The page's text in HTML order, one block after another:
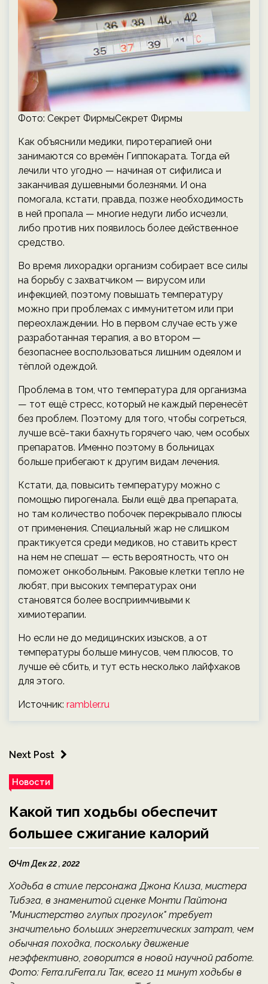
Фото: Секрет ФирмыСекрет Фирмы
Как объяснили медики, пиротерапией они
занимаются со времён Гиппокарата. Тогда ей
лечили что угодно — начиная от сифилиса и
заканчивая душевными болезнями. И она
помогала, кстати, правда, позже необходимость
в ней пропала — многие недуги либо исчезли,
либо против них появилось более действенное
средство.
Во время лихорадки организм собирает все силы
на борьбу с захватчиком — вирусом или
инфекцией, поэтому повышать температуру
можно при проблемах с иммунитетом или при
переохлаждении. Но в первом случае есть уже
разработанная терапия, а во втором —
безопаснее воспользоваться лишним одеялом и
тёплой одеждой.
Проблема в том, что температура для организма
— тот ещё стресс, который не каждый перенесёт
без проблем. Поэтому для того, чтобы согреться,
лучше всё-таки бахнуть горячего чаю, чем особых
препаратов. Именно поэтому в больницах
больше прибегают к другим видам лечения.
Кстати, да, повысить температуру можно с
помощью пирогенала. Были ещё два препарата,
но там количество побочек перекрывало плюсы
от применения. Специальный жар не слишком
практикуется среди медиков, но ставить крест
на нем не спешат — есть вероятность, что он
поможет онкобольным. Раковые клетки тепло не
любят, при высоких температурах они
становятся более восприимчивыми к
химиотерапии.
Но если не до медицинских изысков, а от
температуры больше минусов, чем плюсов, то
лучше её сбить, и тут есть несколько лайфхаков
для этого.
Источник: rambler.ru
Next Post
Новости
Какой тип ходьбы обеспечит
большее сжигание калорий
Чт Дек 22 , 2022
Ходьба в стиле персонажа Джона Клиза, мистера
Тибэга, в знаменитой сценке Монти Пайтона
"Министерство глупых прогулок" требует
значительно больших энергетических затрат, чем
обычная походка, поскольку движение
неэффективно, говорится в новой научной работе.
Фото: Ferra.ruFerra.ru Так, всего 11 минут ходьбы в